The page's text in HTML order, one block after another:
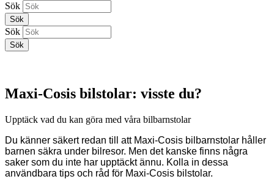
Sök
Sök
Maxi-Cosis bilstolar: visste du?
Upptäck vad du kan göra med våra bilbarnstolar
Du känner säkert redan till att Maxi-Cosis bilbarnstolar håller
barnen säkra under bilresor. Men det kanske finns några
saker som du inte har upptäckt ännu. Kolla in dessa
användbara tips och råd för Maxi-Cosis bilstolar.